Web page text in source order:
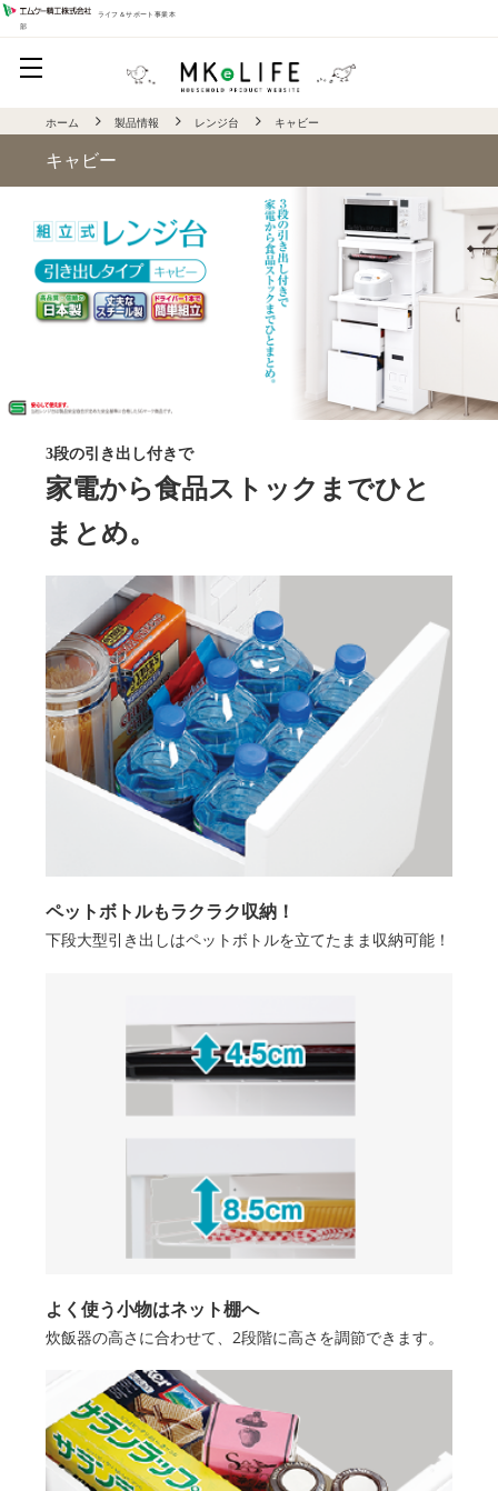
ライフ＆サポート事業本
部
ホーム 製品情報 レンジ台 キャビー
キャビー
3段の引き出し付きで
家電から食品ストックまでひと
まとめ。
ペットボトルもラクラク収納！
下段大型引き出しはペットボトルを立てたまま収納可能！
よく使う小物はネット棚へ
炊飯器の高さに合わせて、2段階に高さを調節できます。